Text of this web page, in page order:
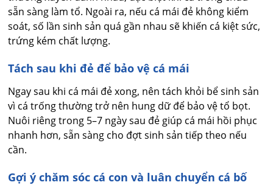
sẵn sàng làm tổ. Ngoài ra, nếu cá mái đẻ không kiểm
soát, số lần sinh sản quá gần nhau sẽ khiến cá kiệt sức,
trứng kém chất lượng.
Tách sau khi đẻ để bảo vệ cá mái
Ngay sau khi cá mái đẻ xong, nên tách khỏi bể sinh sản
vì cá trống thường trở nên hung dữ để bảo vệ tổ bọt.
Nuôi riêng trong 5–7 ngày sau đẻ giúp cá mái hồi phục
nhanh hơn, sẵn sàng cho đợt sinh sản tiếp theo nếu
cần.
Gợi ý chăm sóc cá con và luân chuyển cá bố